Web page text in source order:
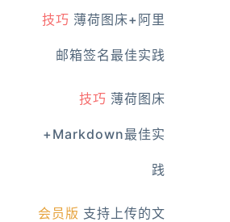
技巧 薄荷图床+阿里
邮箱签名最佳实践
技巧 薄荷图床
+Markdown最佳实
践
会员版 支持上传的文